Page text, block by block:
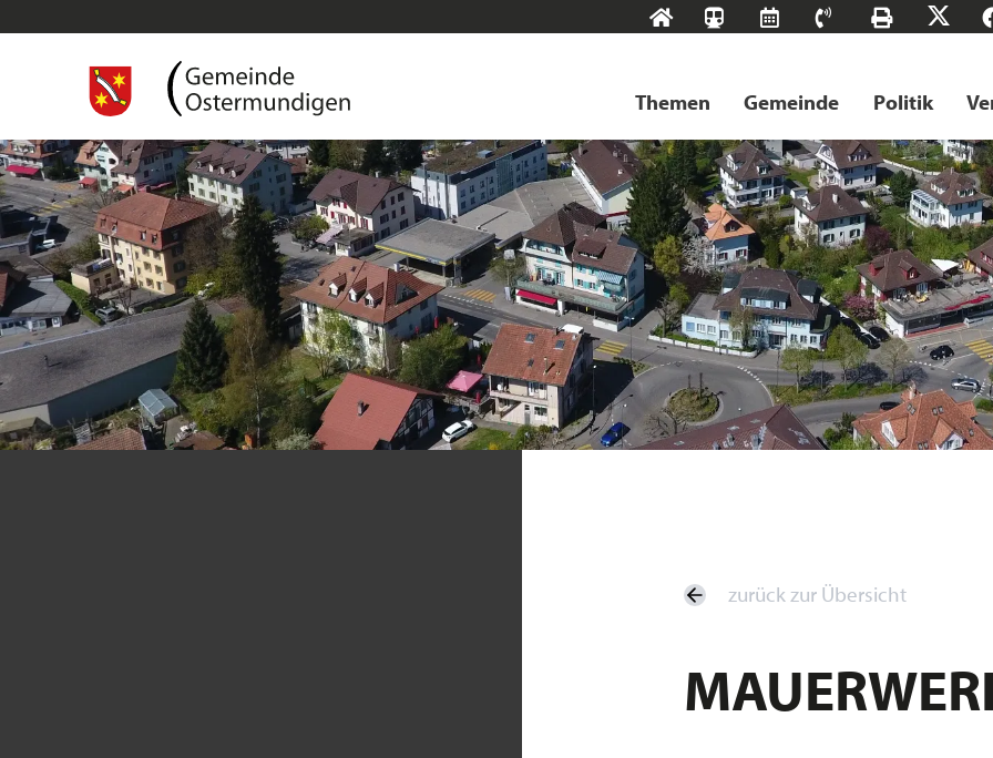
StartSBB-
RMS Kontakt
Themen Gemeinde Politik
zurück zur Übersicht